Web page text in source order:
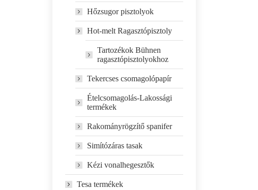
Hőzsugor pisztolyok
Hot-melt Ragasztópisztoly
Tartozékok Bühnen
ragasztópisztolyokhoz
Tekercses csomagolópapír
Ételcsomagolás-Lakossági
termékek
Rakományrögzítő spanifer
Simítózáras tasak
Kézi vonalhegesztők
Tesa termékek